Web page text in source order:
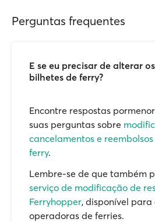
Perguntas frequentes
E se eu precisar de alterar
bilhetes de ferry?
Encontre respostas
suas perguntas sobre
cancelamentos e
ferry.
Lembre-se de que também
serviço de modificação de
Ferryhopper, disponível
operadoras de ferries.